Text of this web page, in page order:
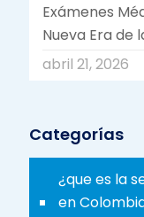
Exámenes
Nueva Era de
abril 21, 2026
Categorías
¿que es la
en